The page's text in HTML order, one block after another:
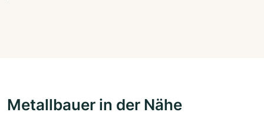
Metallbauer in der Nähe